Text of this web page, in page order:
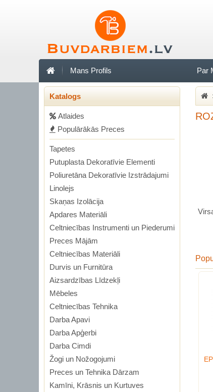
Mans Profils Par
Katalogs
Аtlaides
Populārākās Preces
Tapetes
Putuplasta Dekoratīvie Elementi
Poliuretāna Dekoratīvie Izstrādajumi
Linolejs
Skaņas Izolācija
Apdares Materiāli
Celtniecības Instrumenti un Piederumi
Preces Mājām
Celtniecības Materiāli
Durvis un Furnitūra
Aizsardzības Līdzekļi
Mēbeles
Celtniecības Tehnika
Darba Apavi
Darba Apģerbi
Darba Cimdi
Žogi un Nožogojumi
Preces un Tehnika Dārzam
Kamīni, Krāsnis un Kurtuves